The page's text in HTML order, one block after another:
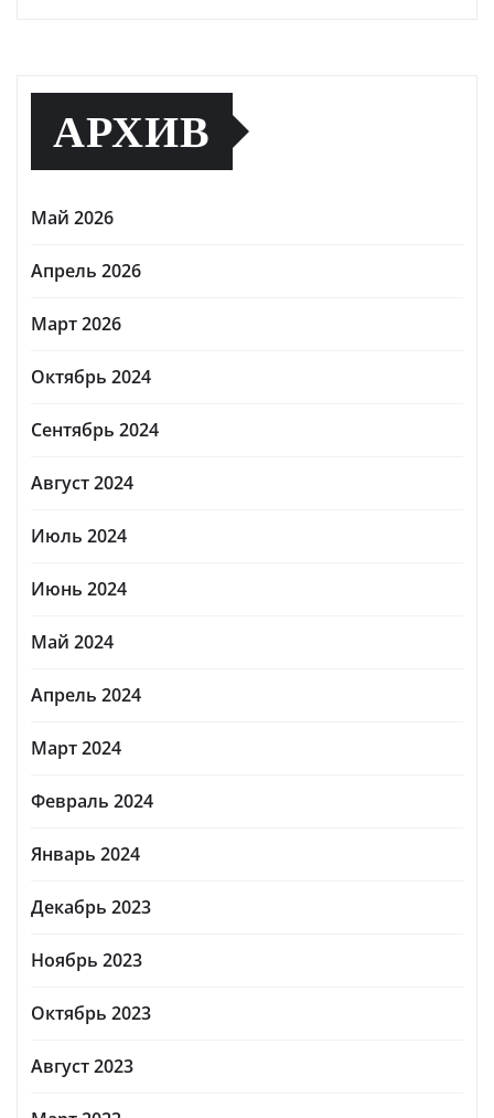
АРХИВ
Май 2026
Апрель 2026
Март 2026
Октябрь 2024
Сентябрь 2024
Август 2024
Июль 2024
Июнь 2024
Май 2024
Апрель 2024
Март 2024
Февраль 2024
Январь 2024
Декабрь 2023
Ноябрь 2023
Октябрь 2023
Август 2023